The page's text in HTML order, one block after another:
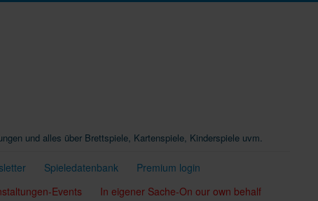
und alles über Brettspiele, Kartenspiele, Kinderspiele uvm.
Spieledatenbank
Premium login
Events
In eigener Sache-On our own behalf